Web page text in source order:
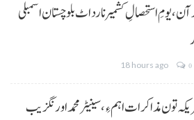
آن،یومِ استحصالِ کشمیر نا رد اٹ بلوچستان اسمبلی
18 hours ago 0
تون مذاکرات اہم ءِ،سینیٹر محمد اورنگزیب